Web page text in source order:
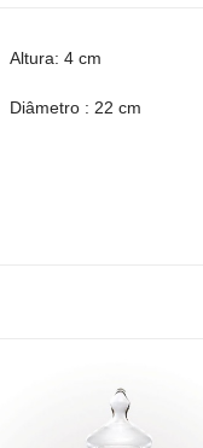
Altura: 4 cm
Diâmetro : 22 cm